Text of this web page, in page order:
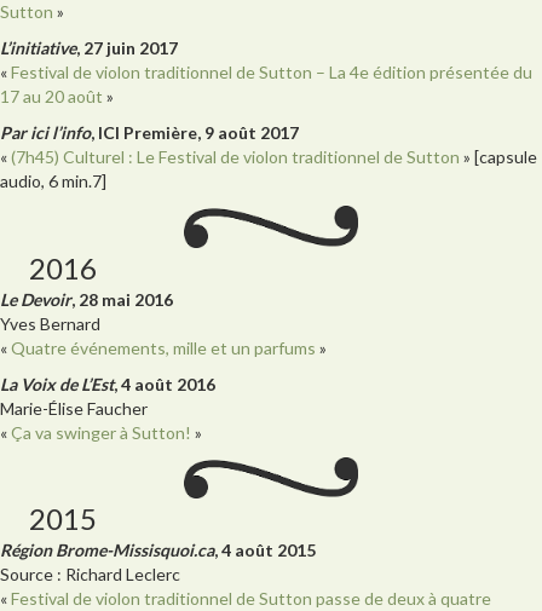
Sutton »
L’initiative, 27 juin 2017
«Festival de violon traditionnel de Sutton – La 4e édition présentée du
17 au 20 août »
Par ici l’info, ICI Première, 9 août 2017
«(7h45) Culturel : Le Festival de violon traditionnel de Sutton » [capsule
audio, 6 min.7]
2016
Le Devoir, 28 mai 2016
Yves Bernard
«Quatre événements, mille et un parfums »
La Voix de L’Est, 4 août 2016
Marie-Élise Faucher
«Ça va swinger à Sutton! »
2015
Région Brome-Missisquoi.ca, 4 août 2015
Source : Richard Leclerc
«Festival de violon traditionnel de Sutton passe de deux à quatre